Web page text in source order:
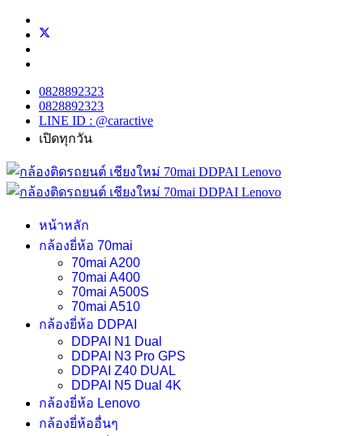
0828892323
0828892323
LINE ID : @caractive
เปิดทุกวัน
หน้าหลัก
กล้องยี่ห้อ 70mai
70mai A200
70mai A400
70mai A500S
70mai A510
กล้องยี่ห้อ DDPAI
DDPAI N1 Dual
DDPAI N3 Pro GPS
DDPAI Z40 DUAL
DDPAI N5 Dual 4K
กล้องยี่ห้อ Lenovo
กล้องยี่ห้ออื่นๆ